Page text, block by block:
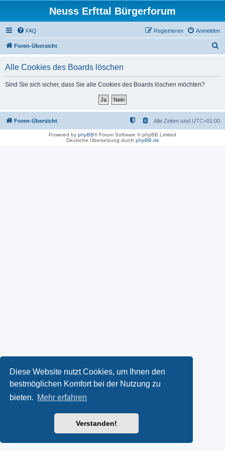
Diese Website nutzt Cookies, um Ihnen den
bestmöglichen Komfort bei der Nutzung zu
bieten. Mehr erfahren
Verstanden!
Neuss Erfttal Bürgerforum
FAQ Anmelden
Registrieren
Foren-Übersicht
Alle Cookies des Boards löschen
Sind Sie sich sicher, dass Sie alle Cookies des Boards löschen möchten?
Foren-Übersicht Alle Zeiten sind UTC+01:00
Powered by phpBB® Forum Software © phpBB Limited
Deutsche Übersetzung durch phpBB.de